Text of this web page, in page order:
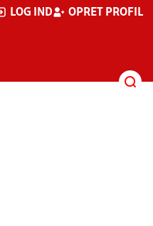
LOG IND OPRET PROFIL